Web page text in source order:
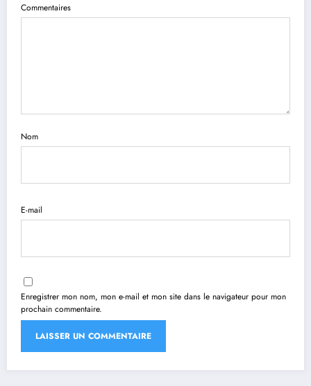
Commentaires
Nom
E-mail
Enregistrer mon nom, mon e-mail et mon site dans le navigateur pour mon
prochain commentaire.